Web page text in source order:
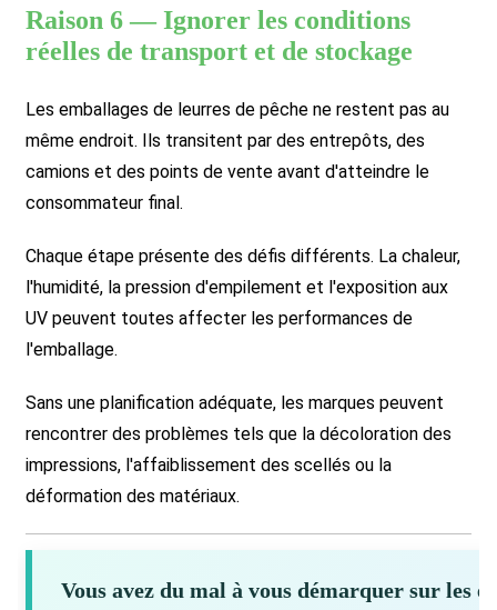
Raison 6 — Ignorer les conditions
réelles de transport et de stockage
Les emballages de leurres de pêche ne restent pas au
même endroit. Ils transitent par des entrepôts, des
camions et des points de vente avant d'atteindre le
consommateur final.
Chaque étape présente des défis différents. La chaleur,
l'humidité, la pression d'empilement et l'exposition aux
UV peuvent toutes affecter les performances de
l'emballage.
Sans une planification adéquate, les marques peuvent
rencontrer des problèmes tels que la décoloration des
impressions, l'affaiblissement des scellés ou la
déformation des matériaux.
Vous avez du mal à vous démarquer sur les